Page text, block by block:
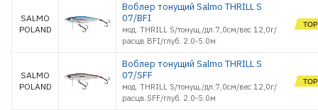
SALMO
POLAND
Воблер тонущий Salmo THRILL S
07/BFI
мод. THRILL S/тонущ./дл.7,0см/вес 12,0г/
расцв.BFI/глуб. 2.0-5.0м
SALMO
POLAND
Воблер тонущий Salmo THRILL S
07/SFF
мод. THRILL S/тонущ./дл.7,0см/вес 12,0г/
расцв.SFF/глуб. 2.0-5.0м